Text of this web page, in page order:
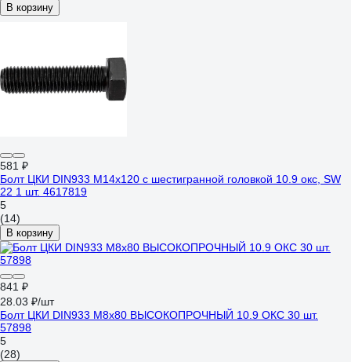
В корзину
581 ₽
Болт ЦКИ DIN933 М14x120 с шестигранной головкой 10.9 окс, SW
22 1 шт. 4617819
5
(14)
В корзину
841 ₽
28.03 ₽/шт
Болт ЦКИ DIN933 М8х80 ВЫСОКОПРОЧНЫЙ 10.9 ОКС 30 шт.
57898
5
(28)